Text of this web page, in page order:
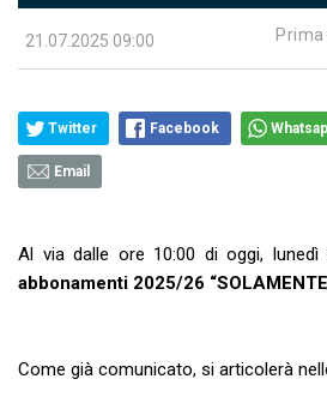
21.07.2025 09:00
Twitter Facebook
Email
Al via dalle ore 10:00 di oggi, lunedì
abbonamenti 2025/26
Come già comunicato, si articolerà